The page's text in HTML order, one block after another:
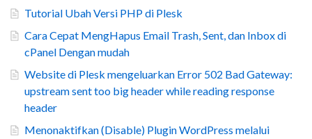
Tutorial Ubah Versi PHP di Plesk
Cara Cepat MengHapus Email Trash, Sent, dan Inbox di
cPanel Dengan mudah
Website di Plesk mengeluarkan Error 502 Bad Gateway:
upstream sent too big header while reading response
header
Menonaktifkan (Disable) Plugin WordPress melalui